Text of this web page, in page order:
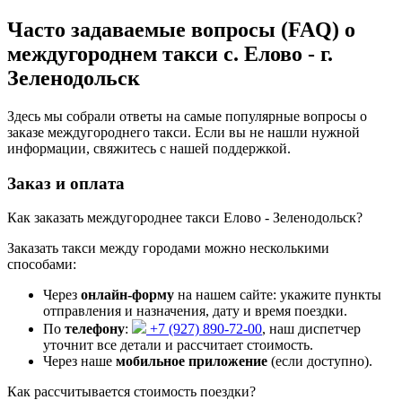
Часто задаваемые вопросы (FAQ) о
междугороднем такси с. Елово - г.
Зеленодольск
Здесь мы собрали ответы на самые популярные вопросы о
заказе междугороднего такси. Если вы не нашли нужной
информации, свяжитесь с нашей поддержкой.
Заказ и оплата
Как заказать междугороднее такси Елово - Зеленодольск?
Заказать такси между городами можно несколькими
способами:
Через онлайн-форму на нашем сайте: укажите пункты
отправления и назначения, дату и время поездки.
По телефону: +7 (927) 890-72-00, наш диспетчер
уточнит все детали и рассчитает стоимость.
Через наше мобильное приложение (если доступно).
Как рассчитывается стоимость поездки?